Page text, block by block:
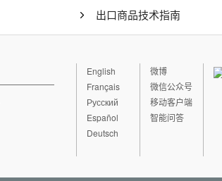
出口商品技术指南
English
Français
Русский
Español
Deutsch
微博
微信公众号
移动客户端
智能问答